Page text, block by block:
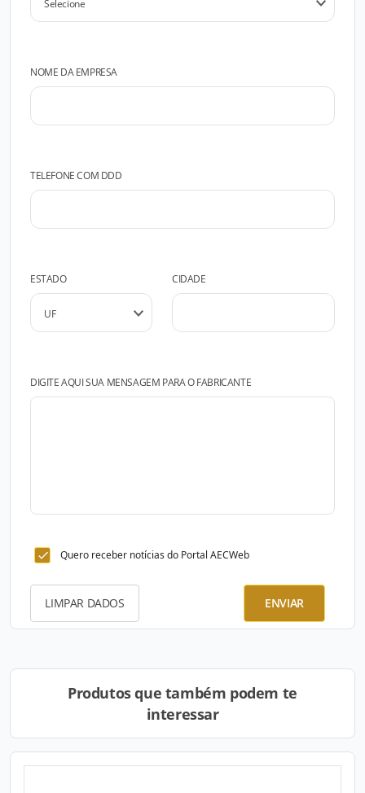
NOME DA EMPRESA
TELEFONE COM DDD
ESTADO CIDADE
DIGITE AQUI SUA MENSAGEM PARA O FABRICANTE
Quero receber notícias do Portal AECWeb
LIMPAR DADOS ENVIAR
Produtos que também podem te
interessar